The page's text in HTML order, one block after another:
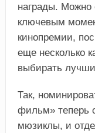
награды. Можно
ключевым
кинопремии,
еще несколько
выбирать
Так,
фильм» теперь
мюзиклы, и